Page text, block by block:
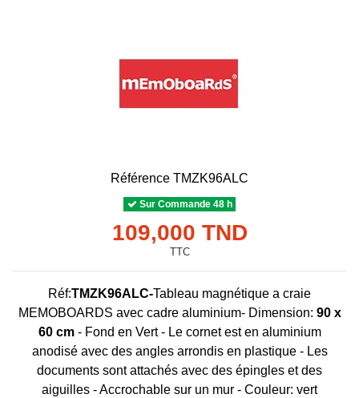
Référence TMZK96ALC
Sur Commande 48 h
109,000 TND
TTC
Réf:TMZK96ALC-Tableau magnétique a craie
MEMOBOARDS avec cadre aluminium- Dimension: 90 x
60 cm- Fond en Vert - Le cornet est en aluminium
anodisé avec des angles arrondis en plastique - Les
documents sont attachés avec des épingles et des
aiguilles - Accrochable sur un mur - Couleur: vert